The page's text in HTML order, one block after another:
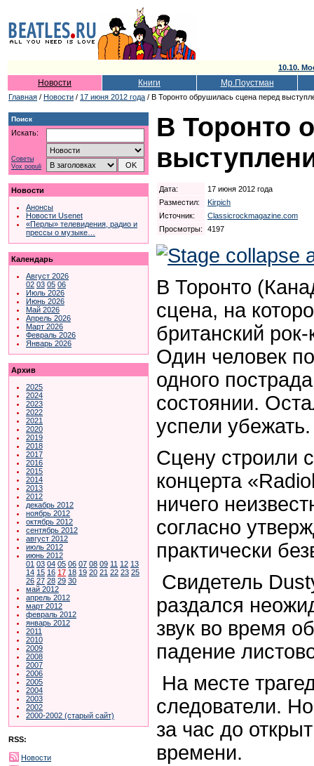
10.10.
Новости Книги Мр.Поустман
Главная / Новости / 17 июня 2012 года / В Торонто обрушилась сцена перед
Поиск
Искать:
Советы
Vox populi
Новости
Анонсы
Новости Usenet
«Перлы» телевидения, радио и
прессы о музыке…
Календарь
Август 2026
02 03 05 06
Июль 2026
Июнь 2026
Май 2026
Апрель 2026
Март 2026
Февраль 2026
Январь 2026
Архив
2025
2024
2023
2022
2021
2020
2019
2018
2017
2016
2015
2014
2013
2012
декабрь 2012
ноябрь 2012
октябрь 2012
сентябрь 2012
август 2012
июль 2012
июнь 2012
01 03 04 05 06 07 08 09 11 12 13
14 15 16 17 18 19 20 21 22 23 25
26 27 28 29 30
май 2012
апрель 2012
март 2012
февраль 2012
январь 2012
2011
2010
2009
2008
2007
2006
2005
2004
2003
2002
2000-2002 (старый сайт)
RSS:
Новости
В Торонто
Дата:
17 июня 2012 года
Разместил:
Kirpich
Источник:
Classicrockmagazine.com
Просмотры:
4197
В Торонто
сцена, на
британский
Один человек
одного
состоянии.
успели убежать.
Сцену строили
концерта
ничего
согласно
практически
Свидетель
раздался
звук во время
падение
На месте
следователи.
за час до
времени.